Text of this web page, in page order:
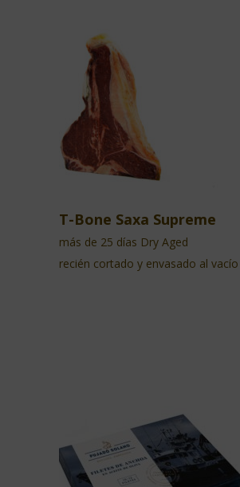
T-Bone Saxa Supreme
más de 25 días Dry Aged
recién cortado y envasado al vacío